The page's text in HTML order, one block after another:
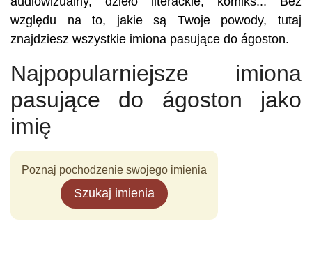
względu na to, jakie są Twoje powody, tutaj
znajdziesz wszystkie imiona pasujące do ágoston.
Najpopularniejsze imiona
pasujące do ágoston jako
imię
Poznaj pochodzenie swojego imienia
Szukaj imienia